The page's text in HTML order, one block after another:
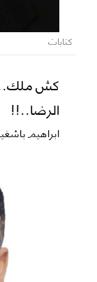
كتابات
كش ملك..
الرضا..!!
ابراهيم